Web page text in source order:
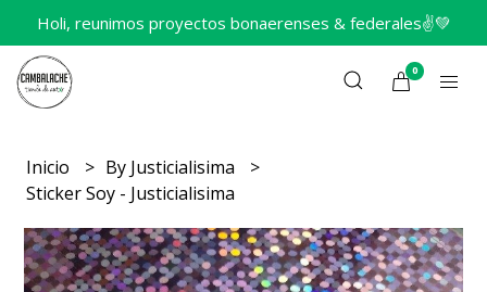
Holi, reunimos proyectos bonaerenses & federales✌️💚
0
Inicio
By Justicialisima
Sticker Soy - Justicialisima